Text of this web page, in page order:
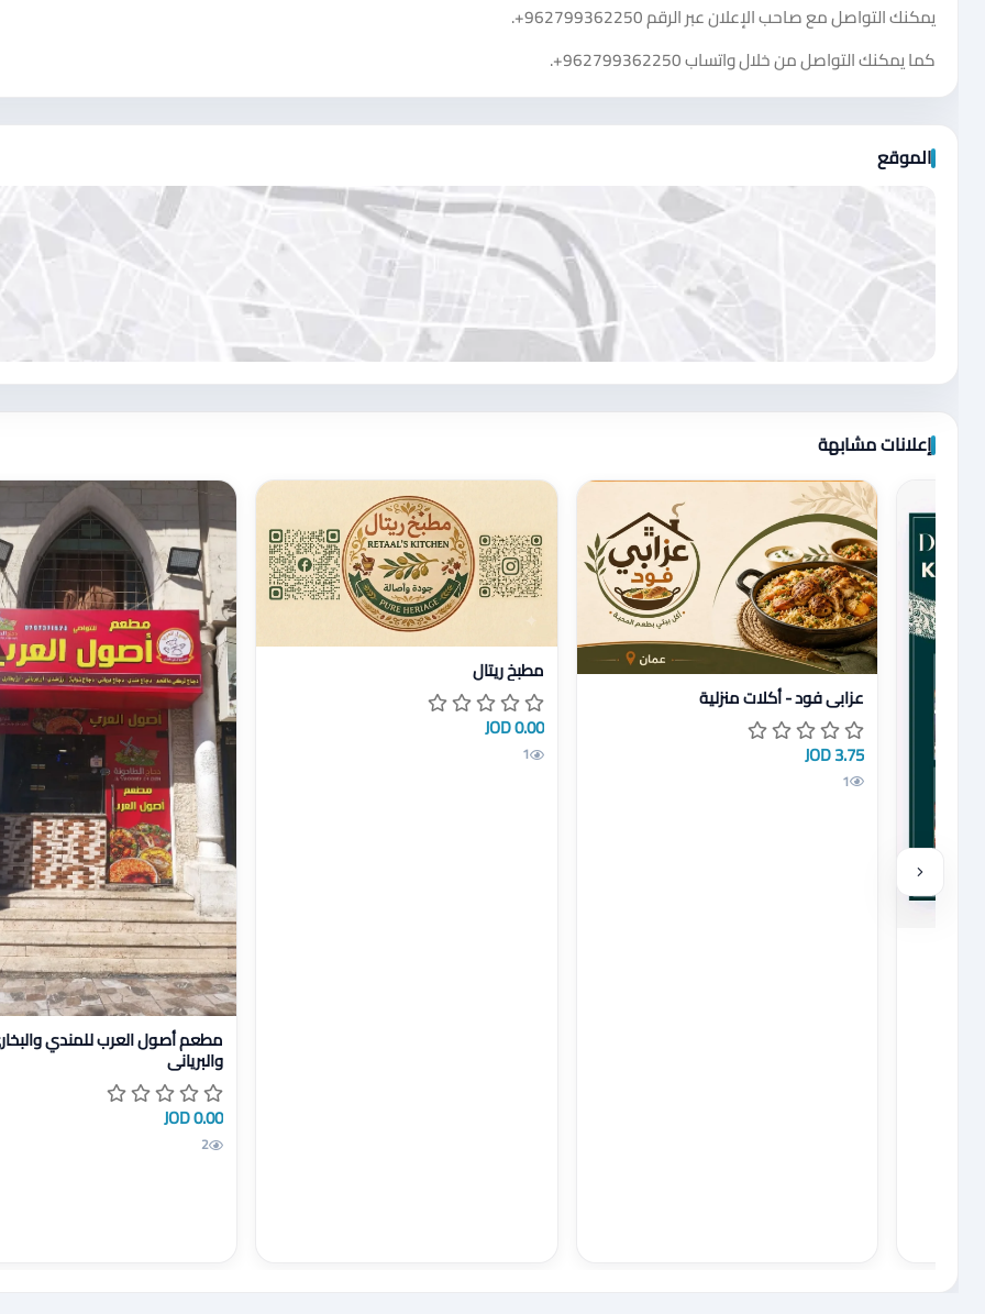
يمكنك التواصل مع صاحب الإعلان عبر الرقم+962799362250
.
كما يمكنك التواصل من خلال واتساب+962799362250
.
الموقع
اضغط لتحميل الموقع
إعلانات مشابهة
عرض تفاصيل عزابي فود - أكلات منزلية
عزابي فود - أكلات منزلية
3.75 JOD
1
عرض تفاصيل مطبخ ريتال
مطبخ ريتال
0.00 JOD
1
عرض تفاصيل مطعم أصول العرب
مطعم أصول العرب للمندي
والبرياني
0.00 JOD
2